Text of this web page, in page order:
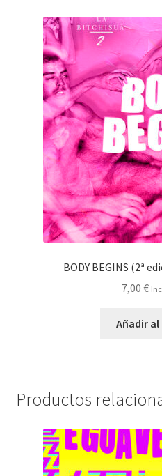
BODY BEGINS (2ª
7,00 €
Añadir
Productos